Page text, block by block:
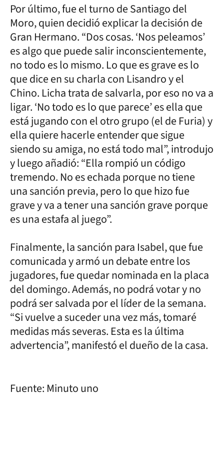
Por último, fue el turno de Santiago del
Moro, quien decidió explicar la decisión de
Gran Hermano. “Dos cosas. ‘Nos peleamos’
es algo que puede salir inconscientemente,
no todo es lo mismo. Lo que es grave es lo
que dice en su charla con Lisandro y el
Chino. Licha trata de salvarla, por eso no va a
ligar. ‘No todo es lo que parece’ es ella que
está jugando con el otro grupo (el de Furia) y
ella quiere hacerle entender que sigue
siendo su amiga, no está todo mal”, introdujo
y luego añadió: “Ella rompió un código
tremendo. No es echada porque no tiene
una sanción previa, pero lo que hizo fue
grave y va a tener una sanción grave porque
es una estafa al juego”.
Finalmente, la sanción para Isabel, que fue
comunicada y armó un debate entre los
jugadores, fue quedar nominada en la placa
del domingo. Además, no podrá votar y no
podrá ser salvada por el líder de la semana.
“Si vuelve a suceder una vez más, tomaré
medidas más severas. Esta es la última
advertencia”, manifestó el dueño de la casa.
Fuente: Minuto uno